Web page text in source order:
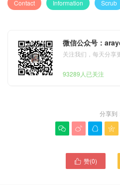
Contact Information Scrub
微信公众号：
关注我们，每天分享
93289人已关注
分享到
   
 赞(0)